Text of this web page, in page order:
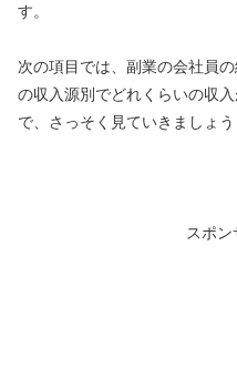
す。
次の項目では、副業の会社員
の収入源別でどれくらいの収
で、さっそく見ていきましょう
スポン